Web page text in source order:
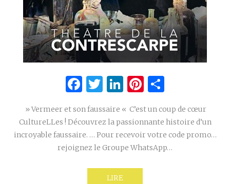
Facebook
Twitter
LinkedIn
Pinterest
» Vermeer et son faussaire « C’est un coup de cœur
CultureLLes ! Découvrez la passionnante histoire d’un
incroyable faussaire. … Pour recevoir votre code promo…
rejoignez le Groupe WhatsApp…
LIRE